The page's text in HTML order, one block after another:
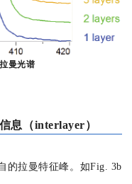
曼光谱
息（interlayer）
的拉曼特征峰。如Fig. 3b